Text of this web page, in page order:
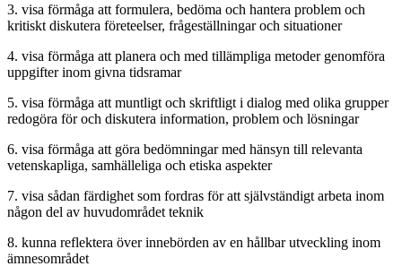
3. visa förmåga att formulera, bedöma och hantera problem och
kritiskt diskutera företeelser, frågeställningar och situationer
4. visa förmåga att planera och med tillämpliga metoder genomföra
uppgifter inom givna tidsramar
5. visa förmåga att muntligt och skriftligt i dialog med olika grupper
redogöra för och diskutera information, problem och lösningar
6. visa förmåga att göra bedömningar med hänsyn till relevanta
vetenskapliga, samhälleliga och etiska aspekter
7. visa sådan färdighet som fordras för att självständigt arbeta inom
någon del av huvudområdet teknik
8. kunna reflektera över innebörden av en hållbar utveckling inom
ämnesområdet